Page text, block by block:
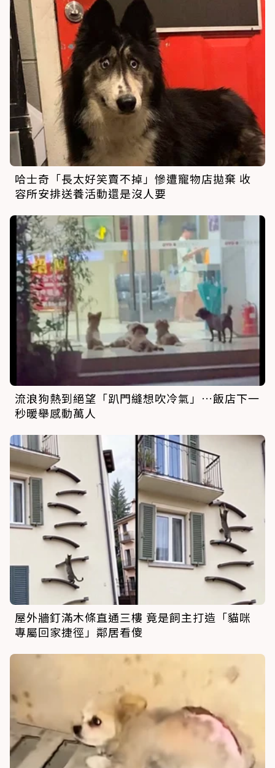
哈士奇「長太好笑賣不掉」慘遭寵物店拋棄 收
容所安排送養活動還是沒人要
流浪狗熱到絕望「趴門縫想吹冷氣」…飯店下一
秒暖舉感動萬人
屋外牆釘滿木條直通三樓 竟是飼主打造「貓咪
專屬回家捷徑」鄰居看傻